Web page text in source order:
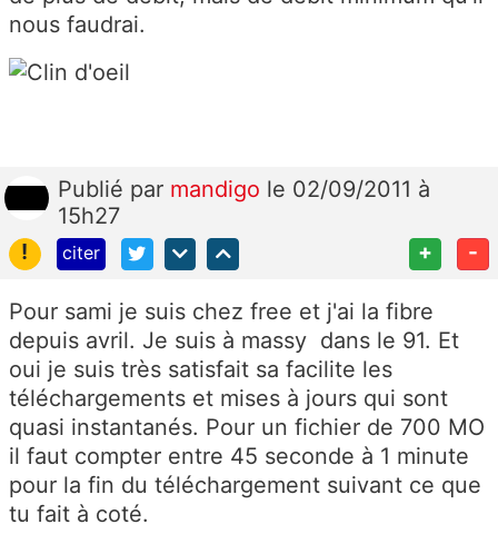
nous faudrai.
Publié par mandigo le 02/09/2011 à
15h27
!
citer + -
Pour sami je suis chez free et j'ai la fibre
depuis avril. Je suis à massy dans le 91. Et
oui je suis très satisfait sa facilite les
téléchargements et mises à jours qui sont
quasi instantanés. Pour un fichier de 700 MO
il faut compter entre 45 seconde à 1 minute
pour la fin du téléchargement suivant ce que
tu fait à coté.